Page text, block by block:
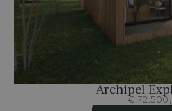
Archipel
€